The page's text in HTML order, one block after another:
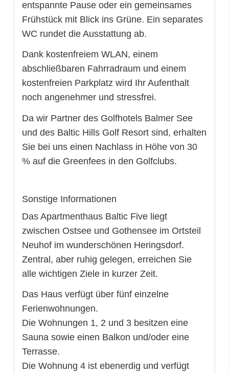
entspannte Pause oder ein gemeinsames
Frühstück mit Blick ins Grüne. Ein separates
WC rundet die Ausstattung ab.
Dank kostenfreiem WLAN, einem
abschließbaren Fahrradraum und einem
kostenfreien Parkplatz wird Ihr Aufenthalt
noch angenehmer und stressfrei.
Da wir Partner des Golfhotels Balmer See
und des Baltic Hills Golf Resort sind, erhalten
Sie bei uns einen Nachlass in Höhe von 30
% auf die Greenfees in den Golfclubs.
Sonstige Informationen
Das Apartmenthaus Baltic Five liegt
zwischen Ostsee und Gothensee im Ortsteil
Neuhof im wunderschönen Heringsdorf.
Zentral, aber ruhig gelegen, erreichen Sie
alle wichtigen Ziele in kurzer Zeit.
Das Haus verfügt über fünf einzelne
Ferienwohnungen.
Die Wohnungen 1, 2 und 3 besitzen eine
Sauna sowie einen Balkon und/oder eine
Terrasse.
Die Wohnung 4 ist ebenerdig und verfügt